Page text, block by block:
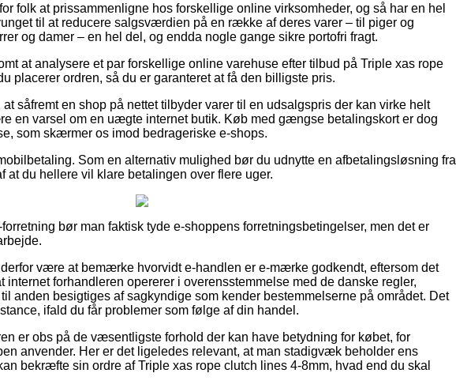
folk at prissammenligne hos forskellige online virksomheder, og så har en hel
til at reducere salgsværdien på en række af deres varer – til piger og
og damer – en hel del, og endda nogle gange sikre portofri fragt.
at analysere et par forskellige online varehuse efter tilbud på Triple xas rope
placerer ordren, så du er garanteret at få den billigste pris.
såfremt en shop på nettet tilbyder varer til en udsalgspris der kan virke helt
en varsel om en uægte internet butik. Køb med gængse betalingskort er dog
som skærmer os imod bedrageriske e-shops.
Som en alternativ mulighed bør du udnytte en afbetalingsløsning fra
du hellere vil klare betalingen over flere uger.
bør man faktisk tyde e-shoppens forretningsbetingelser, men det er
være at bemærke hvorvidt e-handlen er e-mærke godkendt, eftersom det
internet forhandleren opererer i overensstemmelse med de danske regler,
anden besigtiges af sagkyndige som kender bestemmelserne på området. Det
ifald du får problemer som følge af din handel.
er obs på de væsentligste forhold der kan have betydning for købet, for
anvender. Her er det ligeledes relevant, at man stadigvæk beholder ens
bekræfte sin ordre af Triple xas rope clutch lines 4-8mm, hvad end du skal